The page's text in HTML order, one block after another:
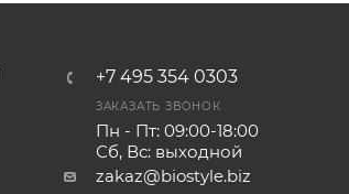
+7 495 354 0303
ЗАКАЗАТЬ ЗВОНОК
Пн - Пт: 09:00-18:00
Сб, Вс: выходной
zakaz@biostyle.biz